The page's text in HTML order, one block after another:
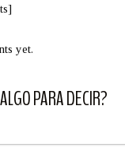
yet.
PARA DECIR?